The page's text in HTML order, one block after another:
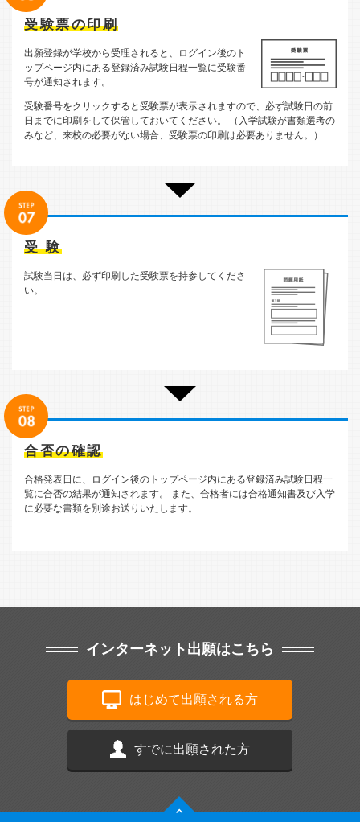
受験票の印刷
出願登録が学校から受理されると、ログイン後のト
ップページ内にある登録済み試験日程一覧に受験番
号が通知されます。
受験番号をクリックすると受験票が表示されますので、必ず試験日の前
日までに印刷をして保管しておいてください。 （入学試験が書類選考の
みなど、来校の必要がない場合、受験票の印刷は必要ありません。）
受 験
試験当日は、必ず印刷した受験票を持参してくださ
い。
合否の確認
合格発表日に、ログイン後のトップページ内にある登録済み試験日程一
覧に合否の結果が通知されます。
また、合格者には合格通知書及び入学
に必要な書類を別途お送りいたします。
インターネット出願はこちら
はじめて出願される方
すでに出願された方